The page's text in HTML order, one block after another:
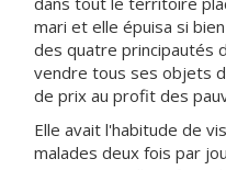
mari et elle épuisa si
des quatre principautés
vendre tous ses objets
de prix au profit des
Elle avait l'habitude de
malades deux fois par